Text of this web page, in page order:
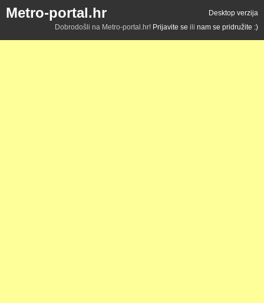
Metro-portal.hr
Desktop verzija
Dobrodošli na Metro-portal.hr! Prijavite se ili nam se pridružite :)